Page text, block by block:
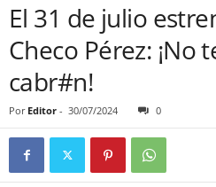
El 31 de julio
Checo Pérez: ¡No
cabr#n!
Por Editor - 30/07/2024 0